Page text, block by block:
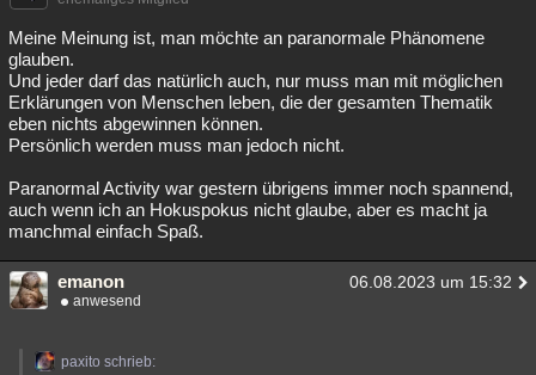
Meine Meinung ist, man möchte an paranormale Phänomene
glauben.
Und jeder darf das natürlich auch, nur muss man mit möglichen
Erklärungen von Menschen leben, die der gesamten Thematik
eben nichts abgewinnen können.
Persönlich werden muss man jedoch nicht.
Paranormal Activity war gestern übrigens immer noch spannend,
auch wenn ich an Hokuspokus nicht glaube, aber es macht ja
manchmal einfach Spaß.
emanon 06.08.2023 um 15:32
anwesend
paxito schrieb: